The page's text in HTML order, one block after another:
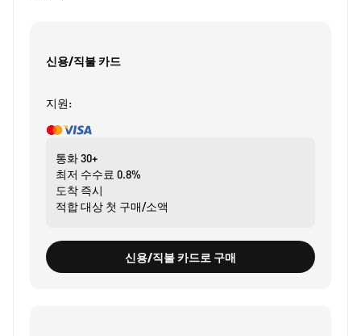
신용/직불 카드
지원:
통화30+
최저 수수료 0.8%
도착 즉시
적합 대상 첫 구매/소액
신용/직불 카드로 구매